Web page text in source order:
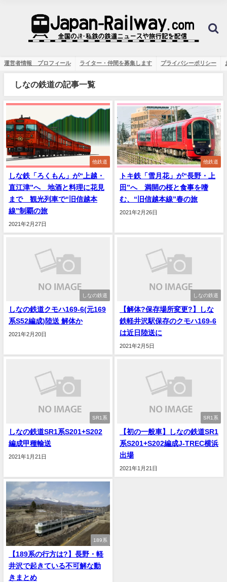
運営者情報 プロフィール ライター・仲間を募集します プライバシーポリシー
しなの鉄道の記事一覧
他鉄道
しな鉄「ろくもん」が“上越・
直江津”へ 地酒と料理に花見
まで 観光列車で“旧信越本
線”制覇の旅
2021年2月27日
他鉄道
トキ鉄「雪月花」が“長野・上
田”へ 満開の桜と食事を嗜
む、“旧信越本線”春の旅
2021年2月26日
しなの鉄道
しなの鉄道クモハ169-6(元169
系S52編成)陸送 解体か
2021年2月20日
しなの鉄道
【解体?保存場所変更?】しな
鉄軽井沢駅保存のクモハ169-6
は近日陸送に
2021年2月5日
SR1系
しなの鉄道SR1系S201+S202
編成甲種輸送
2021年1月21日
SR1系
【初の一般車】しなの鉄道SR1
系S201+S202編成J-TREC横浜
出場
2021年1月21日
189系
【189系の行方は?】長野・軽
井沢で起きている不可解な動
きまとめ